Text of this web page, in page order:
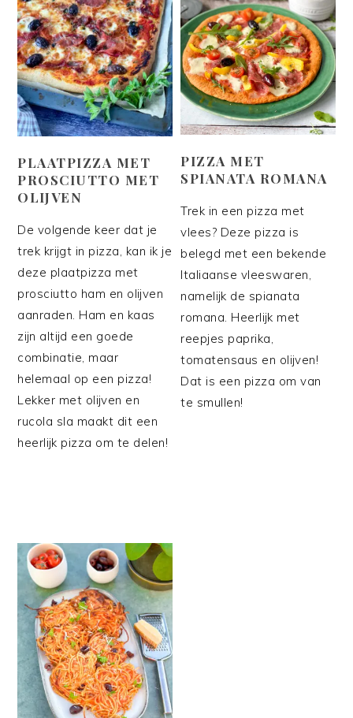
PLAATPIZZA MET
PROSCIUTTO MET
OLIJVEN
De volgende keer dat je
trek krijgt in pizza, kan ik je
deze plaatpizza met
prosciutto ham en olijven
aanraden. Ham en kaas
zijn altijd een goede
combinatie, maar
helemaal op een pizza!
Lekker met olijven en
rucola sla maakt dit een
heerlijk pizza om te delen!
PIZZA MET
SPIANATA ROMANA
Trek in een pizza met
vlees? Deze pizza is
belegd met een bekende
Italiaanse vleeswaren,
namelijk de spianata
romana. Heerlijk met
reepjes paprika,
tomatensaus en olijven!
Dat is een pizza om van
te smullen!